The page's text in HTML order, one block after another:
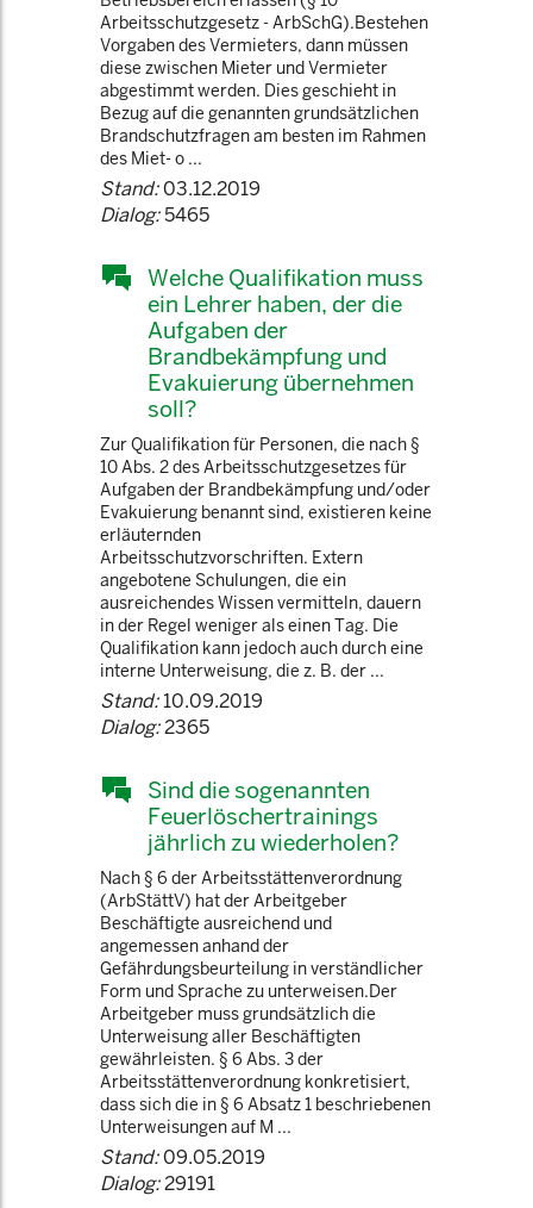
Arbeitsschutzgesetz - ArbSchG).Bestehen
Vorgaben des Vermieters, dann müssen
diese zwischen Mieter und Vermieter
abgestimmt werden. Dies geschieht in
Bezug auf die genannten grundsätzlichen
Brandschutzfragen am besten im Rahmen
des Miet- o ...
Stand:03.12.2019
Dialog:5465
Welche Qualifikation muss
ein Lehrer haben, der die
Aufgaben der
Brandbekämpfung und
Evakuierung übernehmen
soll?
Zur Qualifikation für Personen, die nach §
10 Abs. 2 des Arbeitsschutzgesetzes für
Aufgaben der Brandbekämpfung und/oder
Evakuierung benannt sind, existieren keine
erläuternden
Arbeitsschutzvorschriften. Extern
angebotene Schulungen, die ein
ausreichendes Wissen vermitteln, dauern
in der Regel weniger als einen Tag. Die
Qualifikation kann jedoch auch durch eine
interne Unterweisung, die z. B. der ...
Stand:10.09.2019
Dialog:2365
Sind die sogenannten
Feuerlöschertrainings
jährlich zu wiederholen?
Nach § 6 der Arbeitsstättenverordnung
(ArbStättV) hat der Arbeitgeber
Beschäftigte ausreichend und
angemessen anhand der
Gefährdungsbeurteilung in verständlicher
Form und Sprache zu unterweisen.Der
Arbeitgeber muss grundsätzlich die
Unterweisung aller Beschäftigten
gewährleisten. § 6 Abs. 3 der
Arbeitsstättenverordnung konkretisiert,
dass sich die in § 6 Absatz 1 beschriebenen
Unterweisungen auf M ...
Stand:09.05.2019
Dialog:29191